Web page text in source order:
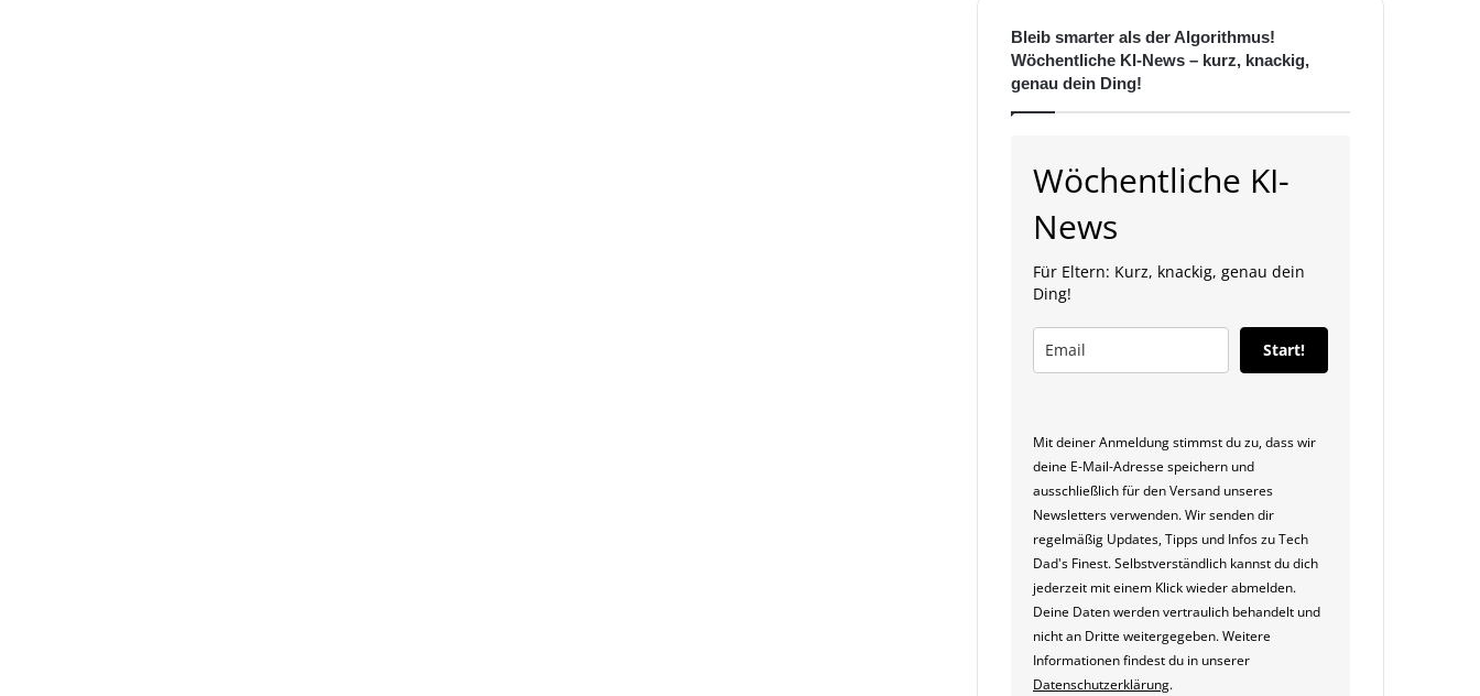
Bleib smarter als der Algorithmus!
Wöchentliche KI-News – kurz, knackig,
genau dein Ding!
Wöchentliche KI-
News
Für Eltern: Kurz, knackig, genau dein
Ding!
Start!
Mit deiner Anmeldung stimmst du zu, dass wir
deine E-Mail-Adresse speichern und
ausschließlich für den Versand unseres
Newsletters verwenden. Wir senden dir
regelmäßig Updates, Tipps und Infos zu Tech
Dad's Finest. Selbstverständlich kannst du dich
jederzeit mit einem Klick wieder abmelden.
Deine Daten werden vertraulich behandelt und
nicht an Dritte weitergegeben. Weitere
Informationen findest du in unserer
Datenschutzerklärung.